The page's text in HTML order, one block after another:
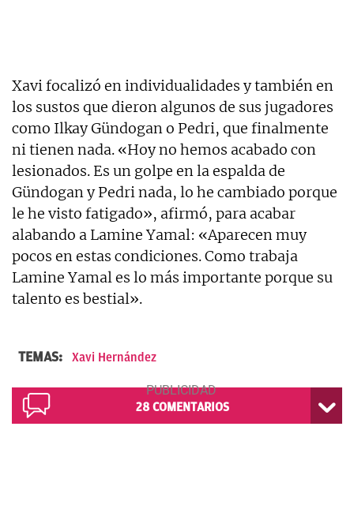
Xavi focalizó en individualidades y también en
los sustos que dieron algunos de sus jugadores
como Ilkay Gündogan o Pedri, que finalmente
ni tienen nada. «Hoy no hemos acabado con
lesionados. Es un golpe en la espalda de
Gündogan y Pedri nada, lo he cambiado porque
le he visto fatigado», afirmó, para acabar
alabando a Lamine Yamal: «Aparecen muy
pocos en estas condiciones. Como trabaja
Lamine Yamal es lo más importante porque su
talento es bestial».
TEMAS: Xavi Hernández
28 COMENTARIOS